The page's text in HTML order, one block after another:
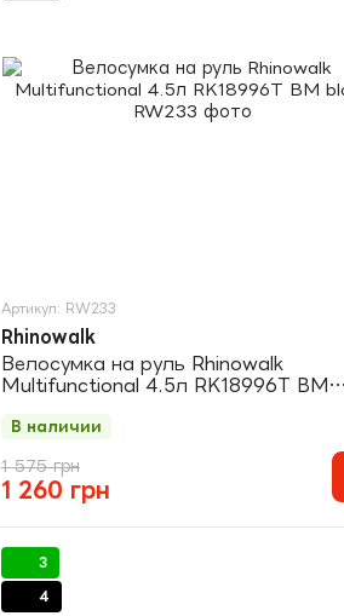
Артикул: RW233
Rhinowalk
Велосумка на руль Rhinowalk
Multifunctional 4.5л RK18996T BM
1 575 грн
1 260 грн
В наличии
3
4